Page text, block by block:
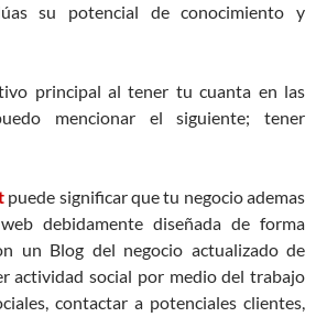
su potencial de conocimiento y
principal al tener tu cuanta en las
mencionar el siguiente; tener
puede significar que tu negocio ademas
debidamente diseñada de forma
un Blog del negocio actualizado de
actividad social por medio del trabajo
contactar a potenciales clientes,